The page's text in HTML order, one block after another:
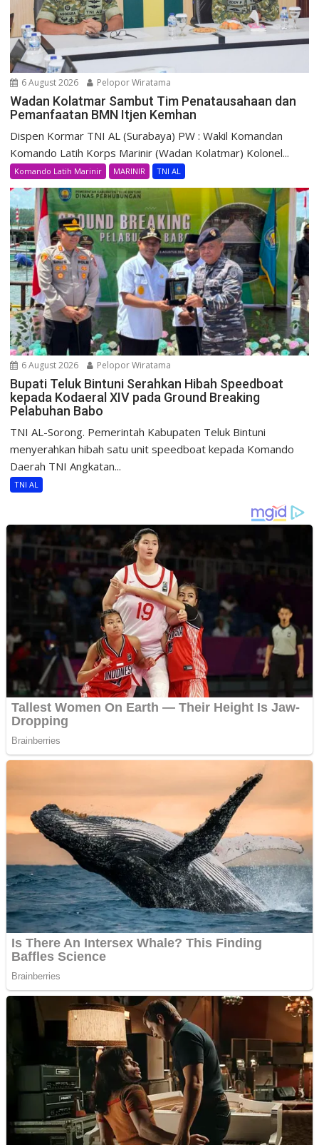
6 August 2026 Pelopor Wiratama
Wadan Kolatmar Sambut Tim Penatausahaan dan
Pemanfaatan BMN Itjen Kemhan
Dispen Kormar TNI AL (Surabaya) PW : Wakil Komandan
Komando Latih Korps Marinir (Wadan Kolatmar) Kolonel...
Komando Latih Marinir MARINIR TNI AL
6 August 2026 Pelopor Wiratama
Bupati Teluk Bintuni Serahkan Hibah Speedboat
kepada Kodaeral XIV pada Ground Breaking
Pelabuhan Babo
TNI AL-Sorong. Pemerintah Kabupaten Teluk Bintuni
menyerahkan hibah satu unit speedboat kepada Komando
Daerah TNI Angkatan...
TNI AL